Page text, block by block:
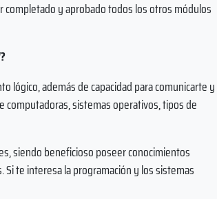
y aprobado todos los otros módulos
lógico, además de capacidad para comunicarte y
sistemas operativos, tipos de
siendo beneficioso poseer conocimientos
te interesa la programación y los sistemas